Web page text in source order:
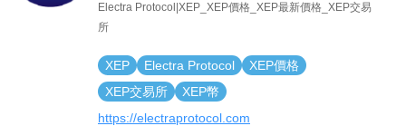
Electra Protocol|XEP_XEP價格_XEP最新價格_XEP交易
所
XEP Electra Protocol
XEP價格
XEP交易所
XEP幣
https://electraprotocol.com